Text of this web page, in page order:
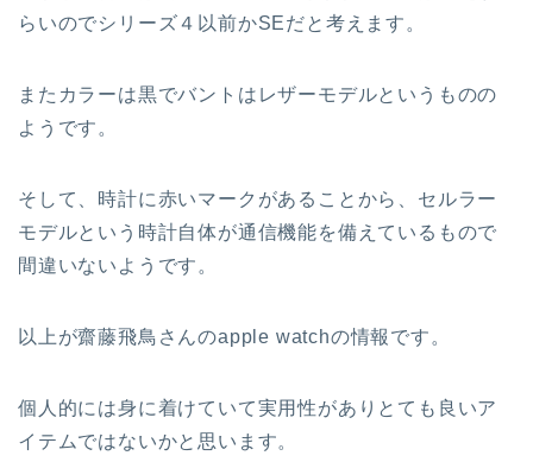
らいのでシリーズ４以前かSEだと考えます。
またカラーは黒でバントはレザーモデルというものの
ようです。
そして、時計に赤いマークがあることから、セルラー
モデルという時計自体が通信機能を備えているもので
間違いないようです。
以上が齋藤飛鳥さんのapple watchの情報です。
個人的には身に着けていて実用性がありとても良いア
イテムではないかと思います。